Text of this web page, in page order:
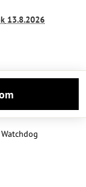
13.8.2026
Watchdog